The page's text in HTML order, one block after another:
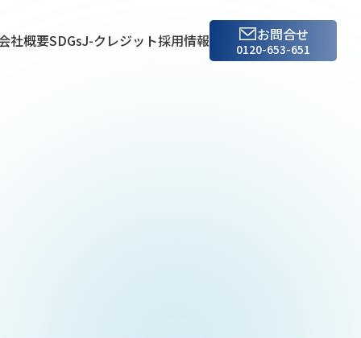
社概要SDGsJ-クレジット採用情報 お問合せ
0120-653-651